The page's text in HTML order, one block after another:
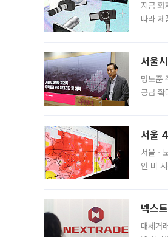
지금 화
따라 제
서울
명노준
공급 확
서울
서울ㆍ
안 비
넥스
대체거